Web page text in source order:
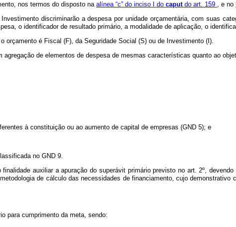
nos termos do disposto na alínea “c” do inciso I do caput do art. 159 , e no
discriminarão a despesa por unidade orçamentária, com suas
o identificador de resultado primário, a modalidade de aplicação, o
orçamento é Fiscal (F), da Seguridade Social (S) ou de Investimento (I).
agregação de elementos de despesa de mesmas características quanto ao
à constituição ou ao aumento de capital de empresas (GND 5); e
no GND 9.
auxiliar a apuração do superávit primário previsto no art. 2º,
de cálculo das necessidades de financiamento, cujo
para cumprimento da meta, sendo: